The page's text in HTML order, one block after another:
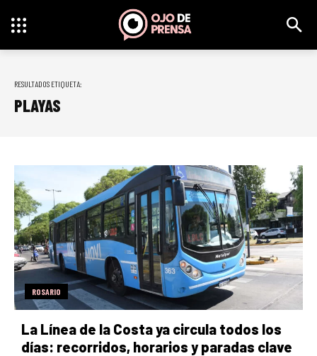
RESULTADOS ETIQUETA:
PLAYAS
ROSARIO
La Línea de la Costa ya circula todos los
días: recorridos, horarios y paradas clave